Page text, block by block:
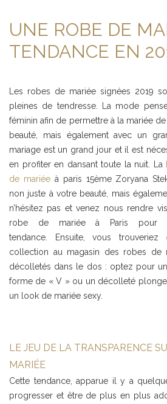
UNE ROBE DE
TENDANCE EN
Les robes de mariée signées 2019
pleines de tendresse. La mode
féminin afin de permettre à la mariée
beauté, mais également avec un
mariage est un grand jour et il est
en profiter en dansant toute la nuit. La
de mariéeà paris 15ème Zoryana
non juste à votre beauté, mais
n’hésitez pas et venez nous rendre
robe de mariée à Paris pour
tendance. Ensuite, vous trouveriez
collection au magasin des robes de
décolletés dans le dos : optez pour
forme de « V » ou un décolleté
un look de mariée sexy.
LE JEU DE LA TRANSPARENCE
MARIÉE
Cette tendance, apparue il y a
progresser et être de plus en plus